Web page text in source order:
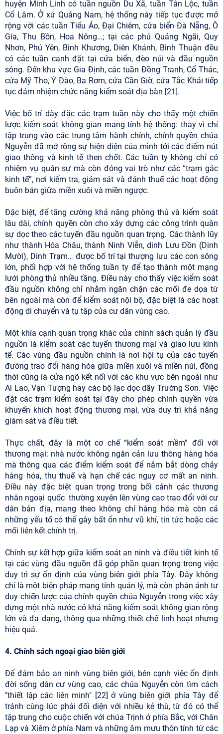
huyện Minh Linh có tuần nguồn Du Xã, tuần Tân Lộc, tuần
Cổ Lâm. Ở xứ Quảng Nam, hệ thống này tiếp tục được mở
rộng với các tuần Tiểu Áo, Đại Chiêm, cửa biển Đà Nẵng, Ô
Gia, Thu Bồn, Hoa Nông…; tại các phủ Quảng Ngãi, Quy
Nhơn, Phú Yên, Bình Khương, Diên Khánh, Bình Thuận đều
có các tuần canh đặt tại cửa biển, đèo núi và đầu nguồn
sông. Đến khu vực Gia Định, các tuần Đồng Tranh, Cổ Thác,
cửa Mỹ Tho, Ý Đào, Ba Rơm, cửa Cần Giờ, cửa Tắc Khái tiếp
tục đảm nhiệm chức năng kiểm soát địa bàn [21].
Việc bố trí dày đặc các trạm tuần này cho thấy một chiến
lược kiểm soát không gian mang tính hệ thống: thay vì chỉ
tập trung vào các trung tâm hành chính, chính quyền chúa
Nguyễn đã mở rộng sự hiện diện của mình tới các điểm nút
giao thông và kinh tế then chốt. Các tuần ty không chỉ có
nhiệm vụ quân sự mà còn đóng vai trò như các “trạm gác
kinh tế”, nơi kiểm tra, giám sát và đánh thuế các hoạt động
buôn bán giữa miền xuôi và miền ngược.
Đặc biệt, để tăng cường khả năng phòng thủ và kiểm soát
lâu dài, chính quyền còn cho xây dựng các công trình quân
sự dọc theo các tuyến đầu nguồn quan trọng. Các thành lũy
như thành Hóa Châu, thành Ninh Viễn, dinh Lưu Đồn (Dinh
Mười), Dinh Trạm… được bố trí tại thượng lưu các con sông
lớn, phối hợp với hệ thống tuần ty để tạo thành một mạng
lưới phòng thủ nhiều tầng. Điều này cho thấy việc kiểm soát
đầu nguồn không chỉ nhằm ngăn chặn các mối đe dọa từ
bên ngoài mà còn để kiểm soát nội bộ, đặc biệt là các hoạt
động di chuyển và tụ tập của cư dân vùng cao.
Một khía cạnh quan trọng khác của chính sách quản lý đầu
nguồn là kiểm soát các tuyến thương mại và giao lưu kinh
tế. Các vùng đầu nguồn chính là nơi hội tụ của các tuyến
đường trao đổi hàng hóa giữa miền xuôi và miền núi, đồng
thời cũng là cửa ngõ kết nối với các khu vực bên ngoài như
Ai Lao, Vạn Tượng hay các bộ lạc dọc dãy Trường Sơn. Việc
đặt các trạm kiểm soát tại đây cho phép chính quyền vừa
khuyến khích hoạt động thương mại, vừa duy trì khả năng
giám sát và điều tiết.
Thực chất, đây là một cơ chế “kiểm soát mềm” đối với
thương mại: nhà nước không ngăn cản lưu thông hàng hóa
mà thông qua các điểm kiểm soát để nắm bắt dòng chảy
hàng hóa, thu thuế và hạn chế các nguy cơ mất an ninh.
Điều này đặc biệt quan trọng trong bối cảnh các thương
nhân ngoại quốc thường xuyên lên vùng cao trao đổi với cư
dân bản địa, mang theo không chỉ hàng hóa mà còn cả
những yếu tố có thể gây bất ổn như vũ khí, tin tức hoặc các
mối liên kết chính trị.
Chính sự kết hợp giữa kiểm soát an ninh và điều tiết kinh tế
tại các vùng đầu nguồn đã góp phần quan trọng trong việc
duy trì sự ổn định của vùng biên giới phía Tây. Đây không
chỉ là một biện pháp mang tính quản lý, mà còn phản ánh tư
duy chiến lược của chính quyền chúa Nguyễn trong việc xây
dựng một nhà nước có khả năng kiểm soát không gian rộng
lớn và đa dạng, thông qua những thiết chế linh hoạt nhưng
hiệu quả.
4. Chính sách ngoại giao biên giới
Để đảm bảo an ninh vùng biên giới, bên cạnh việc ổn định
đời sống dân cư vùng cao, các chúa Nguyễn còn tìm cách
"thiết lập các liên minh" [22] ở vùng biên giới phía Tây để
tránh cùng lúc phải đối diện với nhiều kẻ thù, từ đó có thể
tập trung cho cuộc chiến với chúa Trịnh ở phía Bắc, với Chân
Lạp và Xiêm ở phía Nam và những âm mưu thôn tính từ các